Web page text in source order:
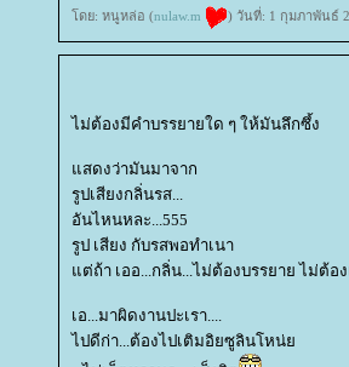
ดย: หนูหล่อ (nulaw.m ) วันที่: 1 กุมภาพันธ์
ไม่ต้องมีคำบรรยายใด ๆ ให้มันลึกซึ้ง
สดงว่ามันมาจาก
รูปเสียงกลิ่นรส...
อันไหนหละ...555
รูป เสียง กับรสพอทำเนา
ต่ถ้า เออ...กลิ่น...ไม่ต้องบรรยาย ไม่ต้อ
เอ...มาผิดงานปะเรา....
ไปดีก่า...ต้องไปเติมอิยซูลินโหน่